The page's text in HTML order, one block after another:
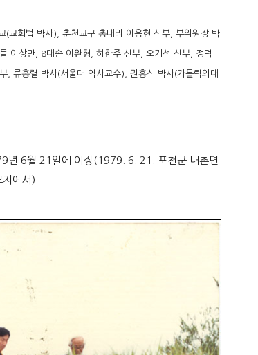
(교회법 박사), 춘천교구 총대리 이응현 신부, 부위원장 박
이상만, 8대손 이완형, 하한주 신부, 오기선 신부, 정덕
류홍렬 박사(서울대 역사교수), 권흥식 박사(가톨릭의대
년 6월 21일에 이장(1979. 6. 21. 포천군 내촌면
에서).